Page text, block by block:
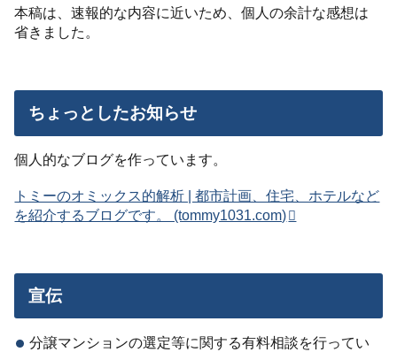
本稿は、速報的な内容に近いため、個人の余計な感想は
省きました。
ちょっとしたお知らせ
個人的なブログを作っています。
トミーのオミックス的解析 | 都市計画、住宅、ホテルなど
を紹介するブログです。 (tommy1031.com)
宣伝
分譲マンションの選定等に関する有料相談を行ってい